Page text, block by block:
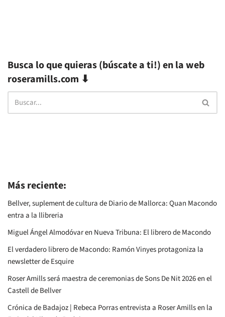
Busca lo que quieras (búscate a ti!) en la web
roseramills.com ⬇
Más reciente:
Bellver, suplement de cultura de Diario de Mallorca: Quan Macondo
entra a la llibreria
Miguel Ángel Almodóvar en Nueva Tribuna: El librero de Macondo
El verdadero librero de Macondo: Ramón Vinyes protagoniza la
newsletter de Esquire
Roser Amills será maestra de ceremonias de Sons De Nit 2026 en el
Castell de Bellver
Crónica de Badajoz | Rebeca Porras entrevista a Roser Amills en la